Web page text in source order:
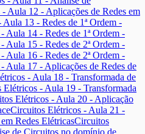
Aula 12 - Aplicações de Redes em
13 - Redes de 1ª Ordem -
Aula 14 - Redes de 1ª Ordem -
Aula 15 - Redes de 2ª Ordem -
Aula 16 - Redes de 2ª Ordem -
Aula 17 - Aplicações de Redes de
- Aula 18 - Transformada de
Elétricos - Aula 19 - Transformada
Elétricos - Aula 20 - Aplicação
Circuitos Elétricos - Aula 21 -
Redes ElétricasCircuitos
de Circuitos no domínio de